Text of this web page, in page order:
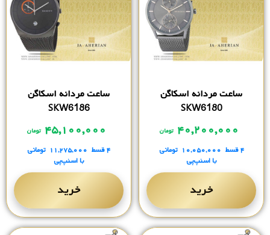
ساعت مردانه اسکاگن
SKW6180
۴۰,۲۰۰,۰۰۰ تومان
۴ قسط ۱۰,۰۵۰,۰۰۰ تومانی
با اسنپ‌پی
خرید
ساعت مردانه اسکاگن
SKW6186
۴۵,۱۰۰,۰۰۰ تومان
۴ قسط ۱۱,۲۷۵,۰۰۰ تومانی
با اسنپ‌پی
خرید